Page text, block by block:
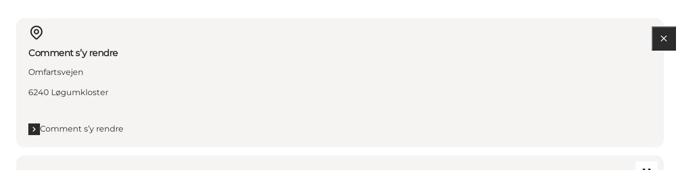
Comment s’y rendre
Omfartsvejen
6240 Løgumkloster
Comment s’y rendre